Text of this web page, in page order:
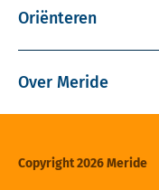
Oriënteren
Over Meride
Copyright 2026 Meride